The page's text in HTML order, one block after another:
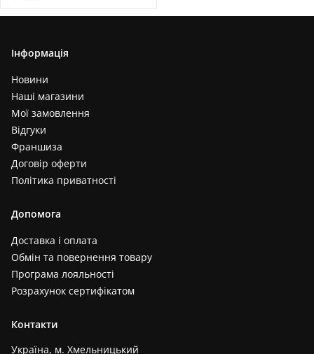
Інформація
Новини
Наші магазини
Мої замовлення
Відгуки
Франшиза
Договір оферти
Політика приватності
Допомога
Доставка і оплата
Обмін та повернення товару
Програма лояльності
Розрахунок сертифікатом
Контакти
Україна, м. Хмельницький